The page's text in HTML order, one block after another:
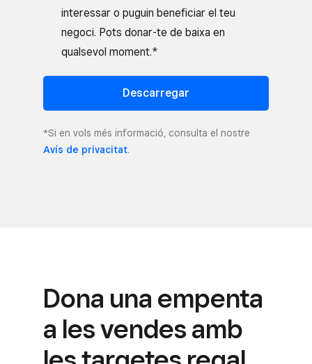
interessar o puguin beneficiar el teu
negoci. Pots donar-te de baixa en
qualsevol moment.*
Descarregar
*Si en vols més informació, consulta el nostre
Avís de privacitat.
Dona una empenta
a les vendes amb